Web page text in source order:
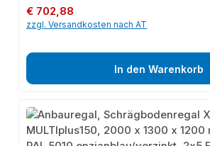
Regulärer Preis:
€ 702,88
zzgl. Versandkosten nach AT
In den Warenkorb